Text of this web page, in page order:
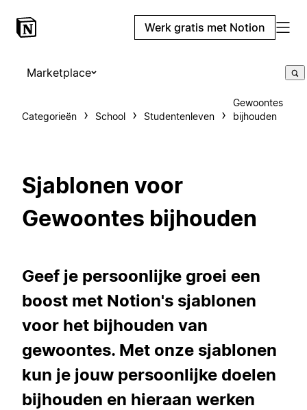
Werk gratis met Notion
Marketplace
Categorieën School Studentenleven
Gewoontes
bijhouden
Sjablonen voor
Gewoontes bijhouden
Geef je persoonlijke groei een
boost met Notion's sjablonen
voor het bijhouden van
gewoontes. Met onze sjablonen
kun je jouw persoonlijke doelen
bijhouden en hieraan werken